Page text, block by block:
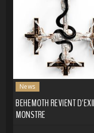
News
BEHEMOTH REVIENT
MONSTRE